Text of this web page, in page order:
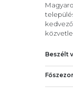
Beszélt